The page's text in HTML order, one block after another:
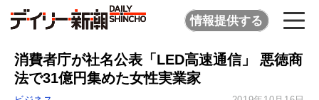
情報提供する
消費者庁が社名公表「LED高速通信」 悪徳商
法で31億円集めた女性実業家